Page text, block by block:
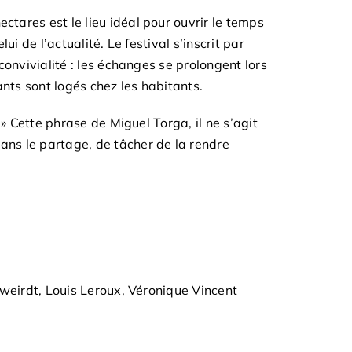
est le lieu idéal pour ouvrir le temps
de l’actualité. Le festival s’inscrit par
: les échanges se prolongent lors
sont logés chez les habitants.
Cette phrase de Miguel Torga, il ne s’agit
le partage, de tâcher de la rendre
Louis Leroux, Véronique Vincent